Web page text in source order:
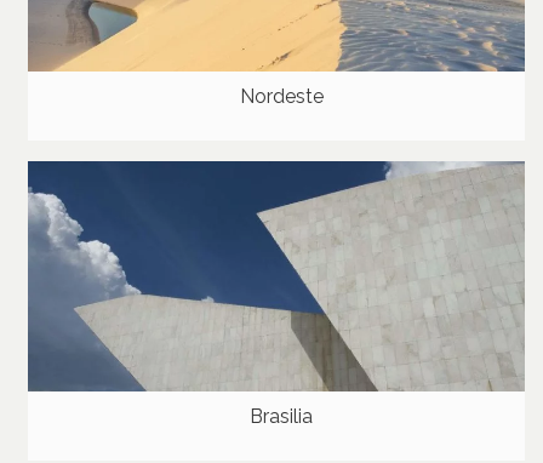
Nordeste
Brasilia